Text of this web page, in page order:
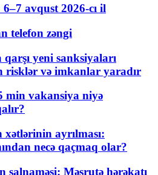
avqust 2026-cı il
telefon zəngi
yeni sanksiyaları
risklər və imkanlar yaradır
min vakansiya niyə
xətlərinin ayrılması:
necə qaçmaq olar?
salnaməsi: Məşrutə hərəkatı